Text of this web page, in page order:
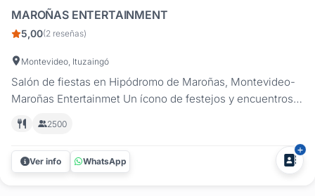
MAROÑAS ENTERTAINMENT
5,00(2 reseñas)
Montevideo, Ituzaingó
Salón de fiestas en Hipódromo de Maroñas, Montevideo-
Maroñas Entertainmet Un ícono de festejos y encuentros
de nuestro país, Maroñas Entertainment también puede
ser el centro de tu fiesta ¿por qué no? Animate a vivir una
experiencia realmente inolvidable en un lugar que ya
conocés, y que...
2500
Ver info WhatsApp